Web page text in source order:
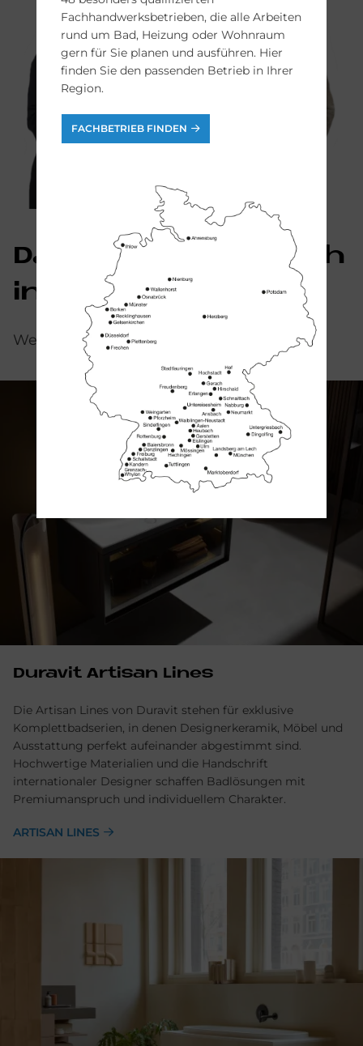
Das könn­te Sie auch
in­ter­es­sie­ren
Weitere Serien und Produkte von Duravit:
Du­ra­vit Ar­ti­san Li­nes
Die Artisan Lines von Duravit stehen für exklusive
Komplettbadserien, in denen Designerkeramik, Möbel und
Ausstattung perfekt aufeinander abgestimmt sind.
Hochwertige Materialien und die Handschrift
internationaler Designer schaffen Badlösungen mit
Premiumanspruch und individuellem Charakter.
ARTISAN LINES
Fachhandwerksbetrieben, die alle Arbeiten
rund um Bad, Heizung oder Wohnraum
gern für Sie planen und ausführen. Hier
finden Sie den passenden Betrieb in Ihrer
Region.
FACHBETRIEB FINDEN